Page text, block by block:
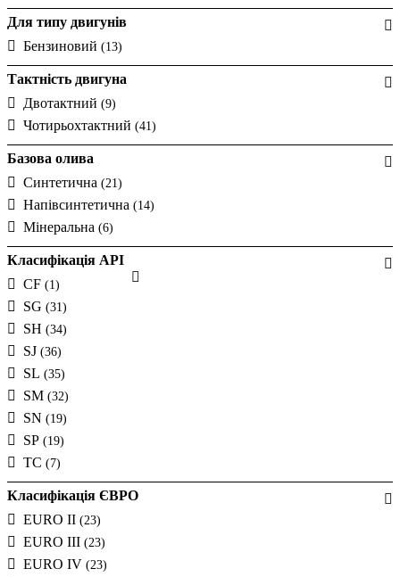
Для типу двигунів
Бензиновий (13)
Тактність двигуна
Двотактний (9)
Чотирьохтактний (41)
Базова олива
Синтетична (21)
Напівсинтетична (14)
Мінеральна (6)
Класифікація API
CF (1)
SG (31)
SH (34)
SJ (36)
SL (35)
SM (32)
SN (19)
SP (19)
TC (7)
Класифікація ЄВРО
EURO II (23)
EURO III (23)
EURO IV (23)